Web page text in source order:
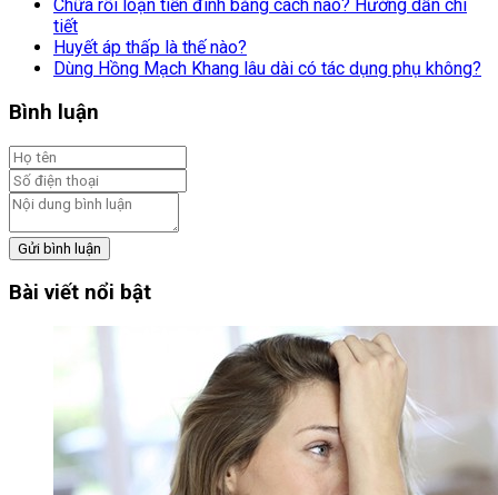
Chữa rối loạn tiền đình bằng cách nào? Hướng dẫn chi
tiết
Huyết áp thấp là thế nào?
Dùng Hồng Mạch Khang lâu dài có tác dụng phụ không?
Bình luận
Gửi bình luận
Bài viết nổi bật